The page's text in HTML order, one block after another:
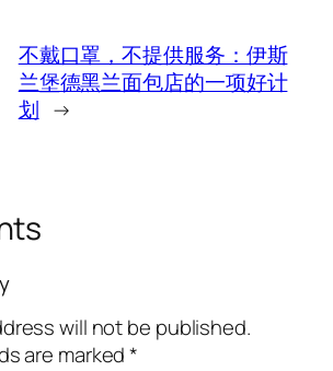
不戴口罩，不提供服务：伊斯
兰堡德黑兰面包店的一项好计
划 →
will not be published.
are marked*